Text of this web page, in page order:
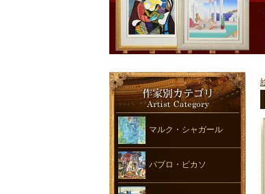
マルク・シャガール
パブロ・ピカソ